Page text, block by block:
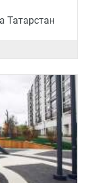
Татарстан